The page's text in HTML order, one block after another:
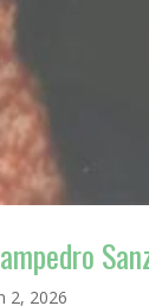
2, 2026